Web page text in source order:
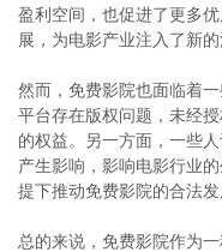
盈利空间，也促进了更多
展，为电影产业注入了新
然而，免费影院也面临着
平台存在版权问题，未经
的权益。另一方面，一些
产生影响，影响电影行业
提下推动免费影院的合法
总的来说，免费影院作为